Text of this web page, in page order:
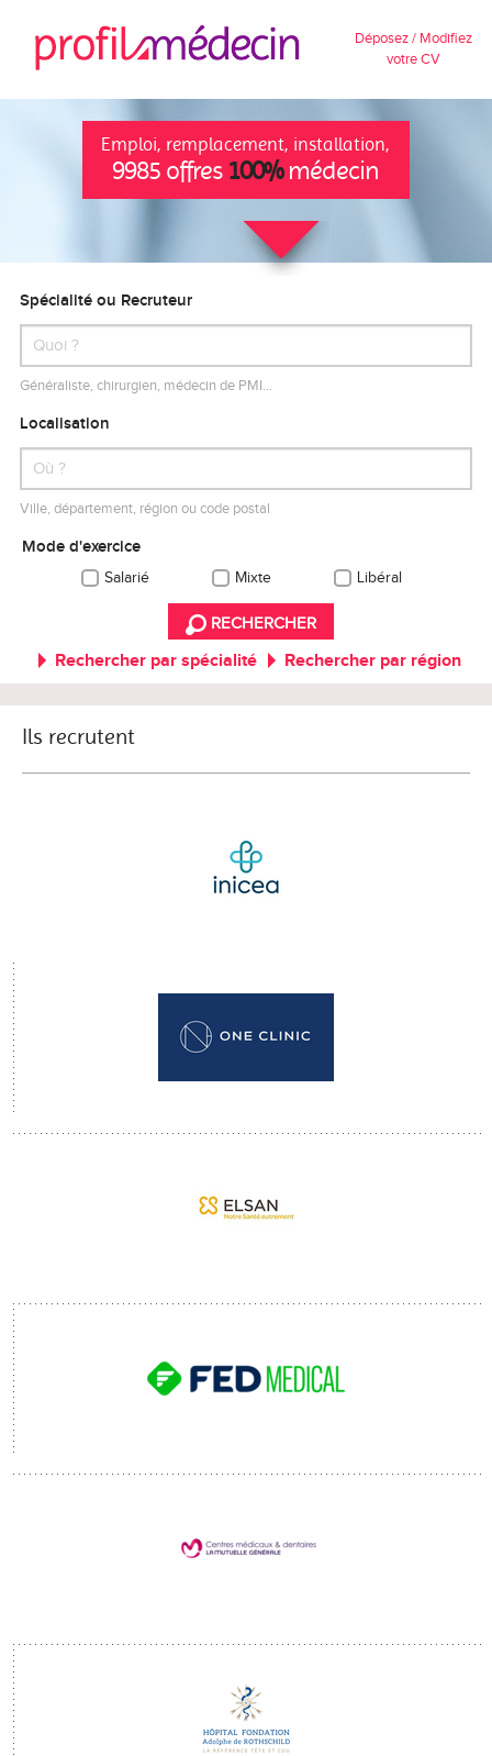
Déposez / Modifiez
votre CV
Emploi, remplacement, installation,
9985 offres 100%médecin
Spécialité ou Recruteur
Généraliste, chirurgien, médecin de PMI…
Localisation
Ville, département, région ou code postal
Mode d'exercice
Salarié Mixte Libéral
RECHERCHER
Rechercher par spécialité Rechercher par région
Ils recrutent